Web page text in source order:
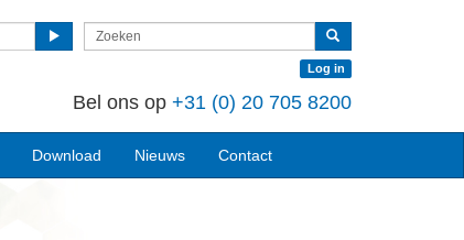
Log in
Bel ons op +31 (0) 20 705 8200
Download Nieuws Contact